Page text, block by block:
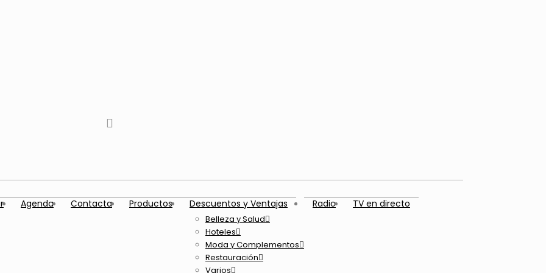
Youtube
Agenda Contacta Productos Descuentos y Ventajas
Belleza y Salud
Hoteles
Moda y Complementos
Restauración
Varios
Radio TV en directo